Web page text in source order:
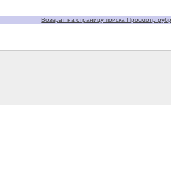
Возврат на страницу поиска Просмотр